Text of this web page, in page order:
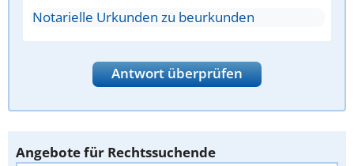
Notarielle Urkunden zu beurkunden
Antwort überprüfen
Angebote für Rechtssuchende